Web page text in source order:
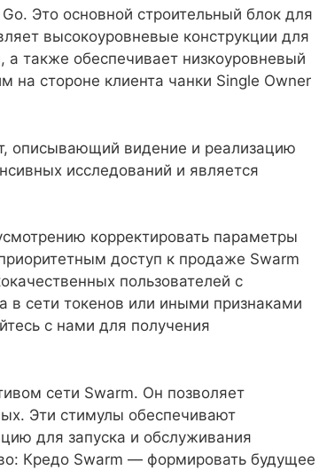
Это основной строительный блок для
высокоуровневые конструкции для
также обеспечивает низкоуровневый
стороне клиента чанки Single Owner
описывающий видение и реализацию
исследований и является
корректировать параметры
доступ к продаже Swarm
пользователей с
в сети токенов или иными признаками
с нами для получения
сети Swarm. Он позволяет
Эти стимулы обеспечивают
для запуска и обслуживания
Кредо Swarm — формировать будущее